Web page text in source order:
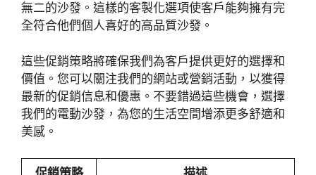
無二的沙發。這樣的客製化選項使客戶能夠擁有完
全符合他們個人喜好的高品質沙發。
這些促銷策略將確保我們為客戶提供更好的選擇和
價值。您可以關注我們的網站或營銷活動，以獲得
最新的促銷信息和優惠。不要錯過這些機會，選擇
我們的電動沙發，為您的生活空間增添更多舒適和
美感。